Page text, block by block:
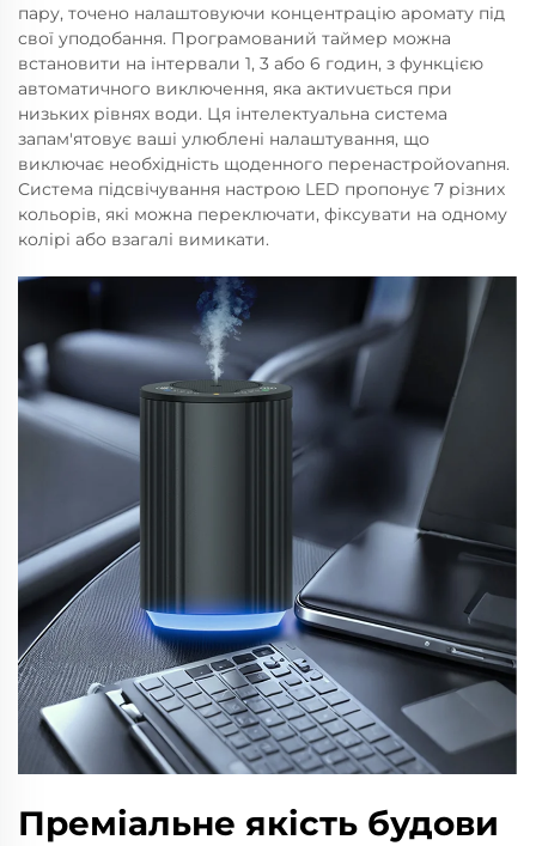
пару, точено налаштовуючи концентрацію аромату під
свої уподобання. Програмований таймер можна
встановити на інтервали 1, 3 або 6 годин, з функцією
автоматичного виключення, яка актиvuється при
низьких рівнях води. Ця інтелектуальна система
запам'ятовує ваші улюблені налаштування, що
виключає необхідність щоденного перенастройovanня.
Система підсвічування настрою LED пропонує 7 різних
кольорів, які можна переключати, фіксувати на одному
колірі або взагалі вимикати.
Преміальне якість будови